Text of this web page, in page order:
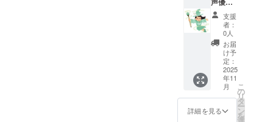
DM、電
話番
号、等
なんで
もOK
内に組
み込み
ます！
ネタ・
変な
声・名
前・セ
リフ大
歓迎！
宣伝で
も
OK(笑)
権
利！】
あなた
には、
ゲーム
に登場
する
「闇金
の従業
員（サ
ブキャ
ラ）」
支援
者：
0人
お届
け予
定：
2025
年11
月
詳細を見る
こ
の
リ
タ
ー
ン
を